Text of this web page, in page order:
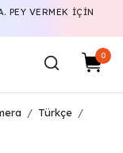
PEY VERMEK IÇIN
0
/ Türkçe /